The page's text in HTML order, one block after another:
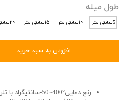
طول میله
5سانتی متر ۱۰سانتی متر ۱۵سانتی متر ۲۰سانتی متر
افزودن به سبد خرید
رنج دمایی°400~50-سانتیگراد با تلرانس 1